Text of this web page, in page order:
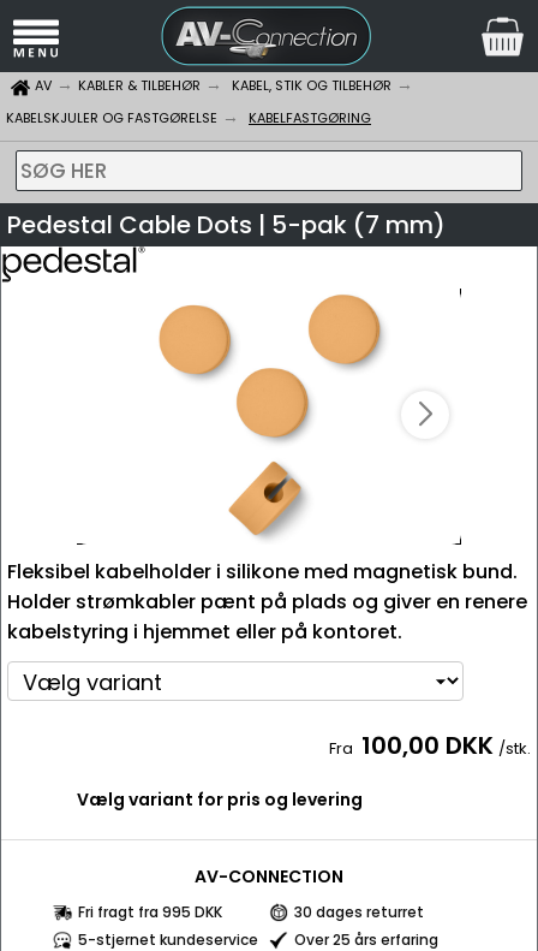
AV KABLER & TILBEHØR
KABEL, STIK OG TILBEHØR
KABELSKJULER OG FASTGØRELSE
KABELFASTGØRING
SØG HER
Pedestal Cable Dots | 5-pak (7 mm)
Fleksibel kabelholder i silikone med magnetisk bund.
Holder strømkabler pænt på plads og giver en renere
kabelstyring i hjemmet eller på kontoret.
Fra 100,00 DKK /stk.
Vælg variant for pris og levering
AV-CONNECTION
Fri fragt fra 995 DKK
30 dages returret
5-stjernet kundeservice
Over 25 års erfaring